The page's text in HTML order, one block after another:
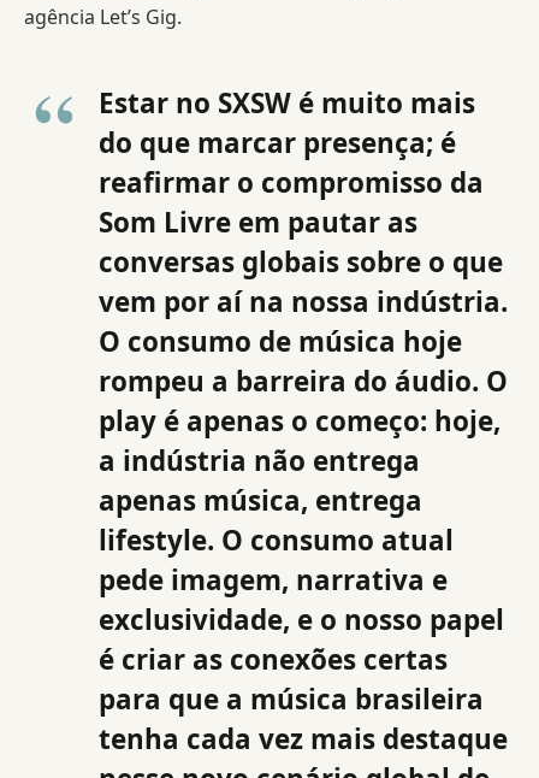
agência Let’s Gig.
Estar no SXSW é muito mais
do que marcar presença; é
reafirmar o compromisso da
Som Livre em pautar as
conversas globais sobre o que
vem por aí na nossa indústria.
O consumo de música hoje
rompeu a barreira do áudio. O
play é apenas o começo: hoje,
a indústria não entrega
apenas música, entrega
lifestyle. O consumo atual
pede imagem, narrativa e
exclusividade, e o nosso papel
é criar as conexões certas
para que a música brasileira
tenha cada vez mais destaque